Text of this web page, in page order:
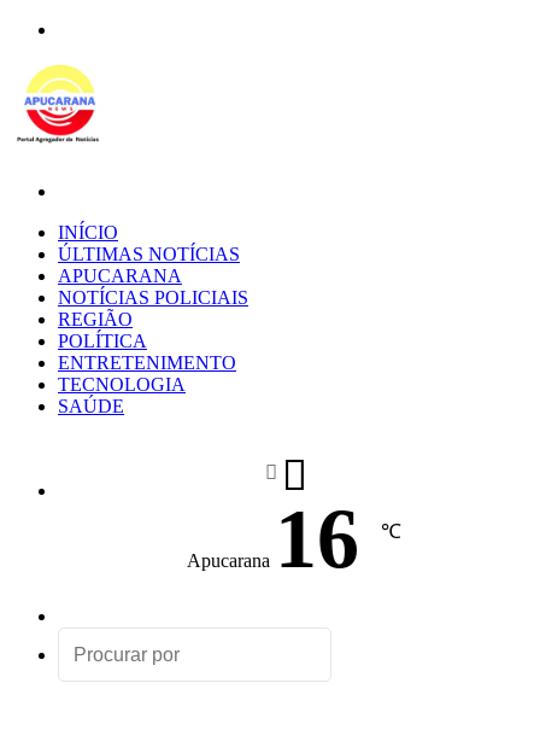
INÍCIO
ÚLTIMAS NOTÍCIAS
APUCARANA
NOTÍCIAS POLICIAIS
REGIÃO
POLÍTICA
ENTRETENIMENTO
TECNOLOGIA
SAÚDE
Apucarana 16 ℃
aleatório